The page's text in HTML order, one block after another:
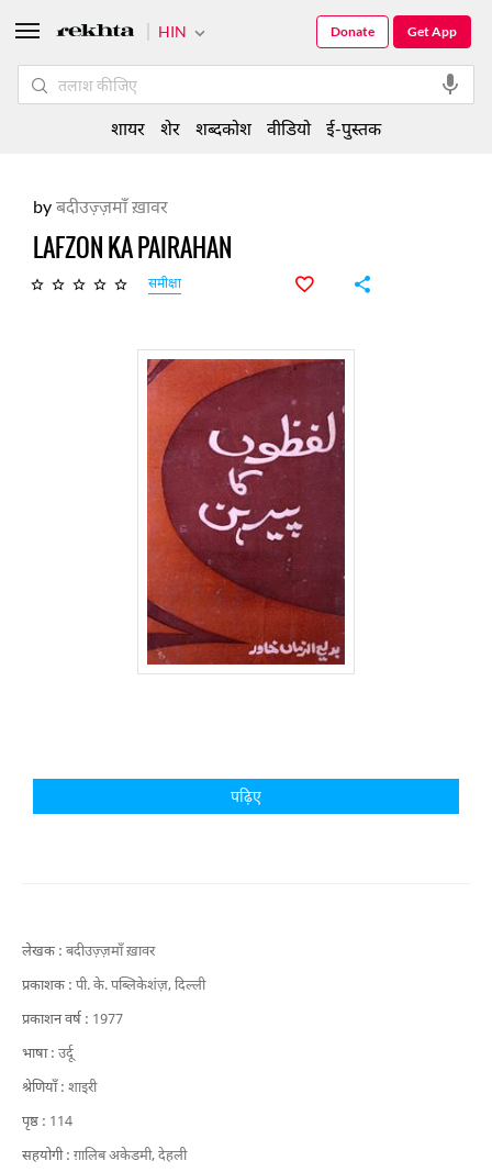
byबदीउज़्ज़माँ ख़ावर
LAFZON KA PAIRAHAN
समीक्षा
पढ़िए
लेखक : बदीउज़्ज़माँ ख़ावर
प्रकाशक : पी. के. पब्लिकेशंज़, दिल्ली
प्रकाशन वर्ष : 1977
भाषा : उर्दू
श्रेणियाँ : शाइरी
पृष्ठ : 114
सहयोगी : ग़ालिब अकेडमी, देहली
HIN Get App
Donate
शायर शेर शब्दकोश वीडियो ई-पुस्तक